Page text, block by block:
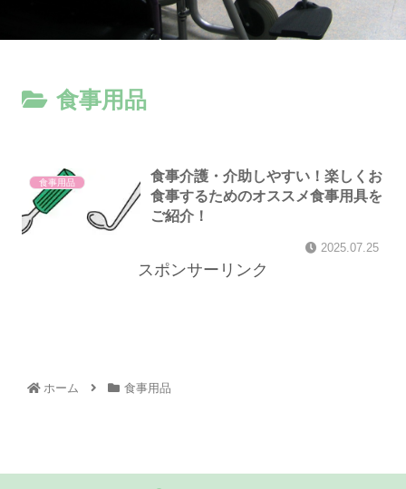
食事用品
食事用品
食事介護・介助しやすい！楽しくお
食事するためのオススメ食事用具を
ご紹介！
2025.07.25
スポンサーリンク
ホーム 食事用品